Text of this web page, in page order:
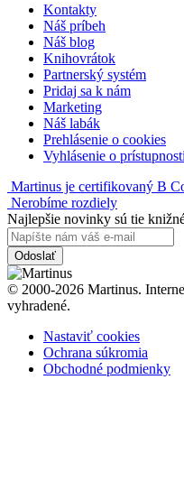
Kontakty
Náš príbeh
Náš blog
Knihovrátok
Partnerský systém
Pridaj sa k nám
Marketing
Náš labák
Prehlásenie o cookies
Vyhlásenie o prístupnosti
Martinus je certifikovaný B
Nerobíme rozdiely
Najlepšie novinky sú tie
Odoslať
© 2000-2026 Martinus.
vyhradené.
Nastaviť cookies
Ochrana súkromia
Obchodné podmienky